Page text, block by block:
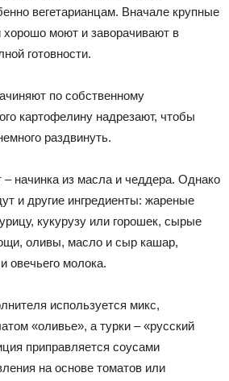
вегетарианцам. Вначале крупные
моют и заворачивают в
готовности.
по собственному
картофелину надрезают, чтобы
раздвинуть.
– начинка из масла и чеддера. Однако
и другие ингредиенты: жареные
кукурузу или горошек, сырые
оливы, масло и сыр кашар,
овечьего молока.
используется микс,
«оливье», а турки – «русский
приправляется соусами
на основе томатов или